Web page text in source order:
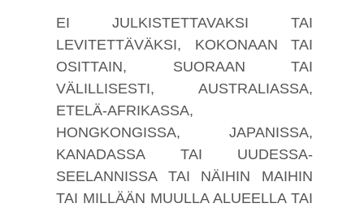
EI JULKISTETTAVAKSI TAI
LEVITETTÄVÄKSI, KOKONAAN TAI
OSITTAIN, SUORAAN TAI
VÄLILLISESTI, AUSTRALIASSA,
ETELÄ-AFRIKASSA,
HONGKONGISSA, JAPANISSA,
KANADASSA TAI UUDESSA-
SEELANNISSA TAI NÄIHIN MAIHIN
TAI MILLÄÄN MUULLA ALUEELLA TAI